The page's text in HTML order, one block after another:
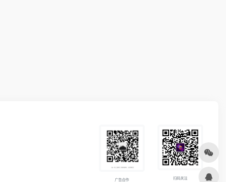
广告合作 扫码关注